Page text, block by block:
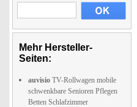
Mehr Hersteller-
Seiten:
auvisio TV-Rollwagen mobile
schwenkbare Senioren Pflegen
Betten Schlafzimmer